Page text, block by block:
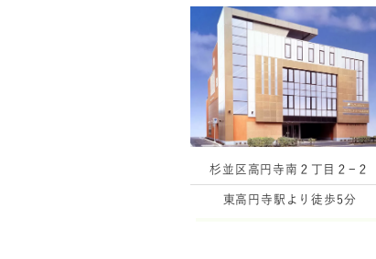
杉並区高円寺南２丁目２−２
東高円寺駅より徒歩5分